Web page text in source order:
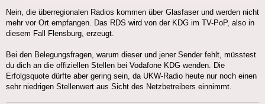
Nein, die überregionalen Radios kommen über Glasfaser und werden nicht
mehr vor Ort empfangen. Das RDS wird von der KDG im TV-PoP, also in
diesem Fall Flensburg, erzeugt.
Bei den Belegungsfragen, warum dieser und jener Sender fehlt, müsstest
du dich an die offiziellen Stellen bei Vodafone KDG wenden. Die
Erfolgsquote dürfte aber gering sein, da UKW-Radio heute nur noch einen
sehr niedrigen Stellenwert aus Sicht des Netzbetreibers einnimmt.